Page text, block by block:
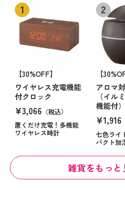
【30%OFF】
ワイヤレス充電機能
付クロック
¥3,066 （税込）
置くだけ充電！多機能
ワイヤレス時計
【
アロマ
（イル
機能付）
¥1,916
七色ライ
パクト加
雑貨をもっと